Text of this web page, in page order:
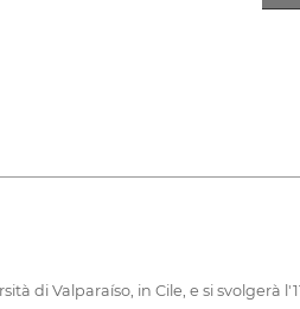
Valparaíso, in Cile, e si svolgerà